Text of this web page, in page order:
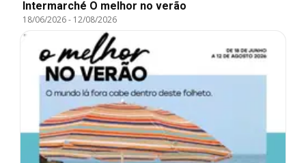
Intermarché O melhor no verão
18/06/2026- 12/08/2026